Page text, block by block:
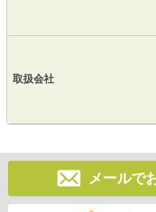
取扱会社
メールで